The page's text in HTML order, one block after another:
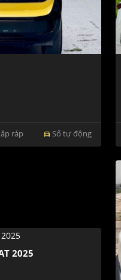
ráp directions_car Số tự động
2025